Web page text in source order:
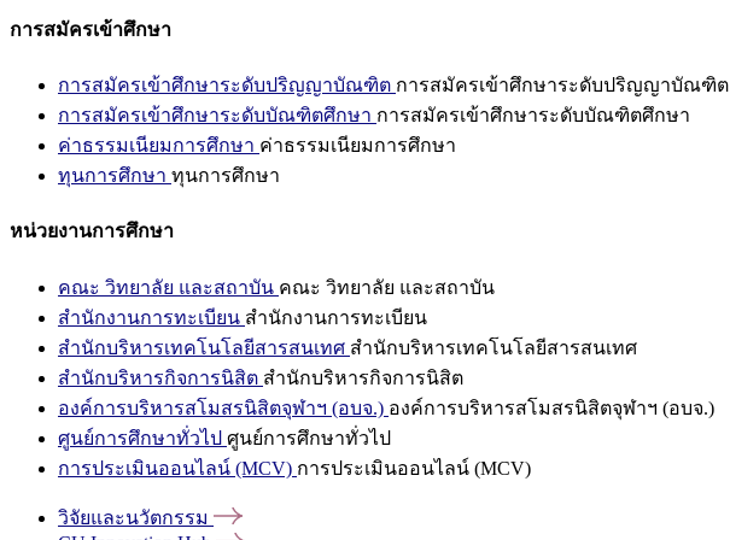
การสมัครเข้าศึกษา
การสมัครเข้าศึกษาระดับปริญญาบัณฑิต การสมัครเข้าศึกษาระดับปริญญาบัณฑิต
การสมัครเข้าศึกษาระดับบัณฑิตศึกษา การสมัครเข้าศึกษาระดับบัณฑิตศึกษา
ค่าธรรมเนียมการศึกษา ค่าธรรมเนียมการศึกษา
ทุนการศึกษา ทุนการศึกษา
หน่วยงานการศึกษา
คณะ วิทยาลัย และสถาบัน คณะ วิทยาลัย และสถาบัน
สำนักงานการทะเบียน สำนักงานการทะเบียน
สำนักบริหารเทคโนโลยีสารสนเทศ สำนักบริหารเทคโนโลยีสารสนเทศ
สำนักบริหารกิจการนิสิต สำนักบริหารกิจการนิสิต
องค์การบริหารสโมสรนิสิตจุฬาฯ (อบจ.) องค์การบริหารสโมสรนิสิตจุฬาฯ (อบจ.)
ศูนย์การศึกษาทั่วไป ศูนย์การศึกษาทั่วไป
การประเมินออนไลน์ (MCV) การประเมินออนไลน์ (MCV)
วิจัยและนวัตกรรม